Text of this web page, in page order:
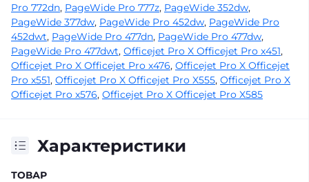
Pro 772dn, PageWide Pro 777z, PageWide 352dw,
PageWide 377dw, PageWide Pro 452dw, PageWide Pro
452dwt, PageWide Pro 477dn, PageWide Pro 477dw,
PageWide Pro 477dwt, Officejet Pro X Officejet Pro x451,
Officejet Pro X Officejet Pro x476, Officejet Pro X Officejet
Pro x551, Officejet Pro X Officejet Pro X555, Officejet Pro X
Officejet Pro x576, Officejet Pro X Officejet Pro X585
Характеристики
ТОВАР